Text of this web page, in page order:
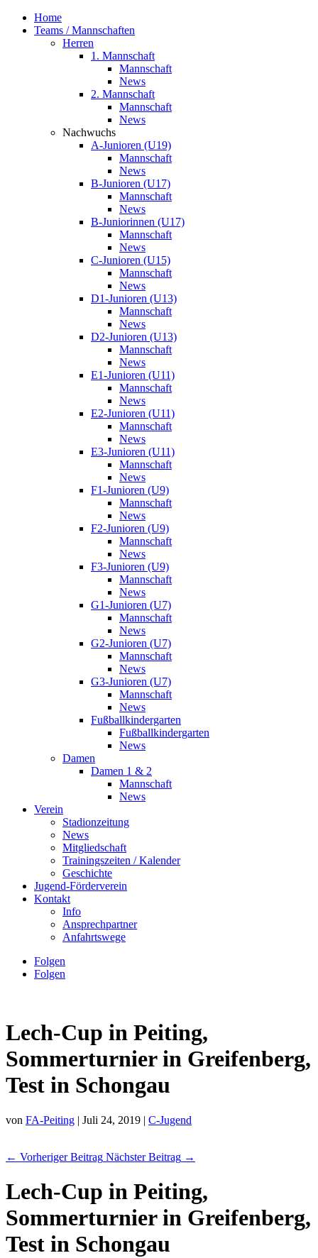
Home
Teams / Mannschaften
Herren
1. Mannschaft
Mannschaft
News
2. Mannschaft
Mannschaft
News
Nachwuchs
A-Junioren (U19)
Mannschaft
News
B-Junioren (U17)
Mannschaft
News
B-Juniorinnen (U17)
Mannschaft
News
C-Junioren (U15)
Mannschaft
News
D1-Junioren (U13)
Mannschaft
News
D2-Junioren (U13)
Mannschaft
News
E1-Junioren (U11)
Mannschaft
News
E2-Junioren (U11)
Mannschaft
News
E3-Junioren (U11)
Mannschaft
News
F1-Junioren (U9)
Mannschaft
News
F2-Junioren (U9)
Mannschaft
News
F3-Junioren (U9)
Mannschaft
News
G1-Junioren (U7)
Mannschaft
News
G2-Junioren (U7)
Mannschaft
News
G3-Junioren (U7)
Mannschaft
News
Fußballkindergarten
Fußballkindergarten
News
Damen
Damen 1 & 2
Mannschaft
News
Verein
Stadionzeitung
News
Mitgliedschaft
Trainingszeiten / Kalender
Geschichte
Jugend-Förderverein
Kontakt
Info
Ansprechpartner
Anfahrtswege
Folgen
Folgen
Lech-Cup in Peiting,
Sommerturnier in Greifenberg,
Test in Schongau
von FA-Peiting | Juli 24, 2019 | C-Jugend
← Vorheriger Beitrag Nächster Beitrag →
Lech-Cup in Peiting,
Sommerturnier in Greifenberg,
Test in Schongau